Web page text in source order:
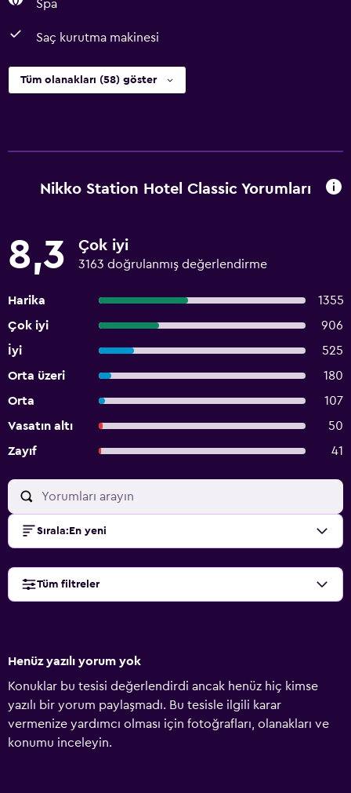
Spa
Saç kurutma makinesi
Tüm olanakları (58) göster
Nikko Station Hotel Classic Yorumları
8,3 Çok iyi
3163 doğrulanmış değerlendirme
Harika
1355
Çok iyi
906
İyi
525
Orta üzeri
180
Orta
107
Vasatın altı
50
Zayıf
41
Sırala: En yeni
Tüm filtreler
Henüz yazılı yorum yok
Konuklar bu tesisi değerlendirdi ancak henüz hiç kimse
yazılı bir yorum paylaşmadı. Bu tesisle ilgili karar
vermenize yardımcı olması için fotoğrafları, olanakları ve
konumu inceleyin.